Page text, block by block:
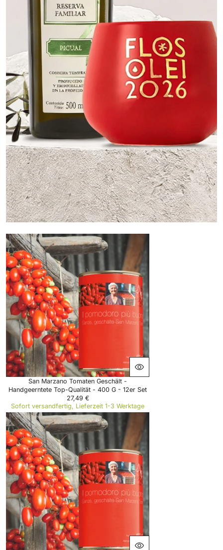
San Marzano Tomaten Geschält -
Handgeerntete Top-Qualität - 400 G - 12er Set
R
E
G
U
L
R
P
R
I
C
E
2
7
,
4
9
€
27,49 €
Sofort versandfertig, Lieferzeit 1-3 Werktage